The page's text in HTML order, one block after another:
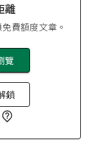
離
費額度文章。
覽
鎖